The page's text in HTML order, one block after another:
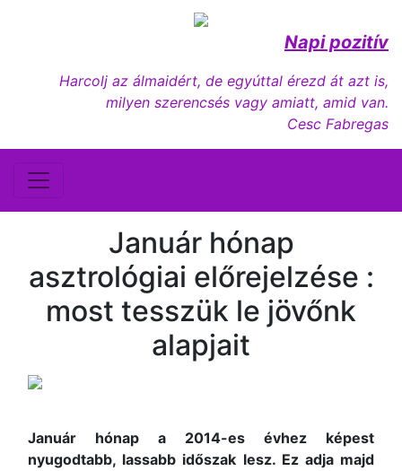
Napi pozitív
Harcolj az álmaidért, de egyúttal érezd át azt is,
milyen szerencsés vagy amiatt, amid van.
Cesc Fabregas
Január hónap
asztrológiai előrejelzése :
most tesszük le jövőnk
alapjait
Január hónap a 2014-es évhez képest
nyugodtabb, lassabb időszak lesz. Ez adja majd